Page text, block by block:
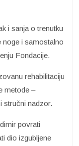
i sanja o trenutku
noge i samostalno
Fondacije.
rehabilitaciju
metode –
stručni nadzor.
povrati
dio izgubljene